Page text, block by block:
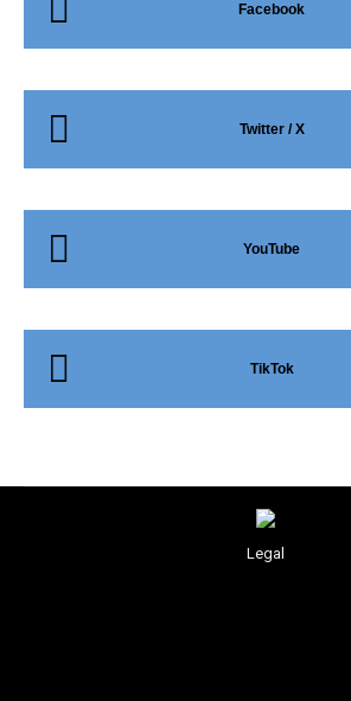
Facebook
Twitter / X
YouTube
TikTok
Legal